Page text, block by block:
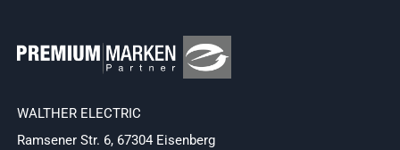
WALTHER ELECTRIC
Ramsener Str. 6, 67304 Eisenberg